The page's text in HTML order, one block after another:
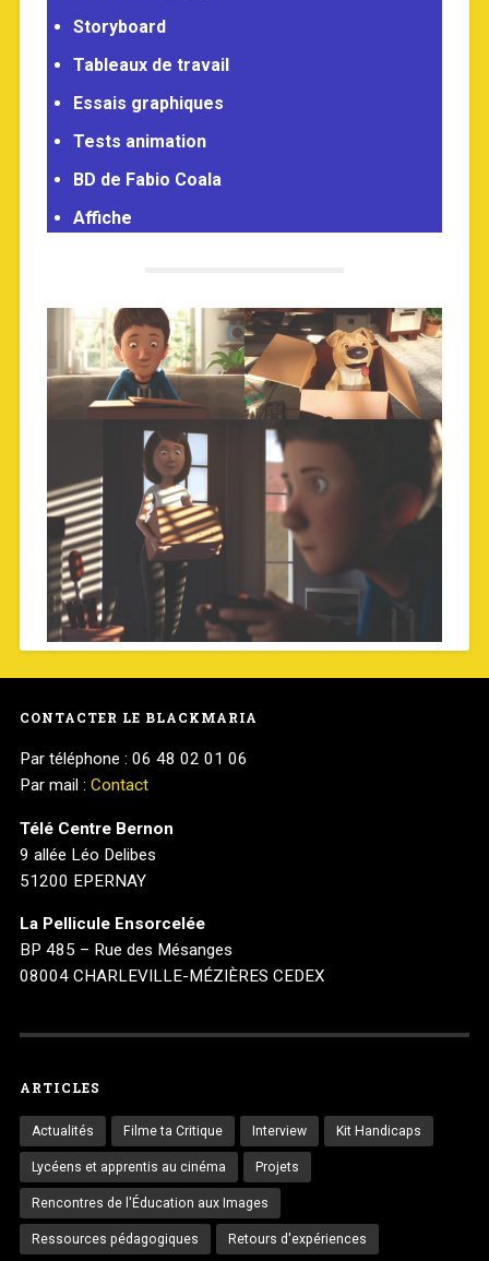
Storyboard
Tableaux de travail
Essais graphiques
Tests animation
BD de Fabio Coala
Affiche
CONTACTER LE BLACKMARIA
Par téléphone : 06 48 02 01 06
Par mail : Contact
Télé Centre Bernon
9 allée Léo Delibes
51200 EPERNAY
La Pellicule Ensorcelée
BP 485 – Rue des Mésanges
08004 CHARLEVILLE-MÉZIÈRES CEDEX
ARTICLES
Actualités Filme ta Critique Interview Kit Handicaps
Lycéens et apprentis au cinéma Projets
Rencontres de l'Éducation aux Images
Ressources pédagogiques Retours d'expériences